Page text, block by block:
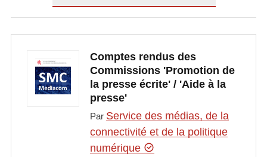
Comptes rendus des
Commissions 'Promotion de
la presse écrite' / 'Aide à la
presse'
Par Service des médias, de la
connectivité et de la politique
numérique